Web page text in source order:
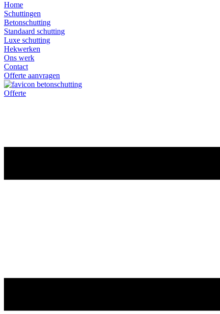
Home
Schuttingen
Betonschutting
Standaard schutting
Luxe schutting
Hekwerken
Ons werk
Contact
Offerte aanvragen
Offerte